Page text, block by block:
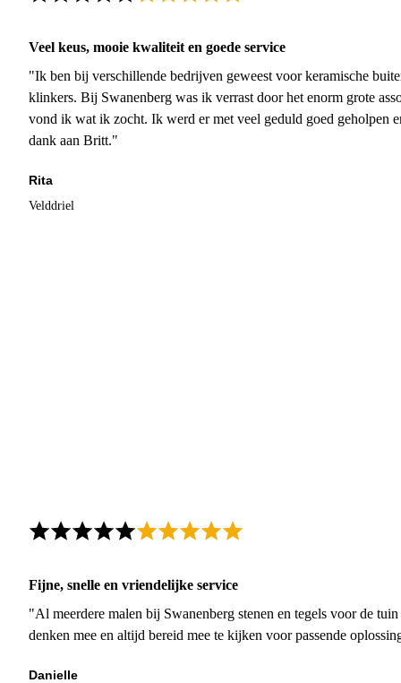
Veel keus, mooie kwaliteit en goede service
"Ik ben bij verschillende bedrijven geweest voor keramische
klinkers. Bij Swanenberg was ik verrast door het enorm grote
vond ik wat ik zocht. Ik werd er met veel geduld goed geholpen
dank aan Britt."
Rita
Velddriel
Fijne, snelle en vriendelijke service
"Al meerdere malen bij Swanenberg stenen en tegels voor de
denken mee en altijd bereid mee te kijken voor passende
Danielle